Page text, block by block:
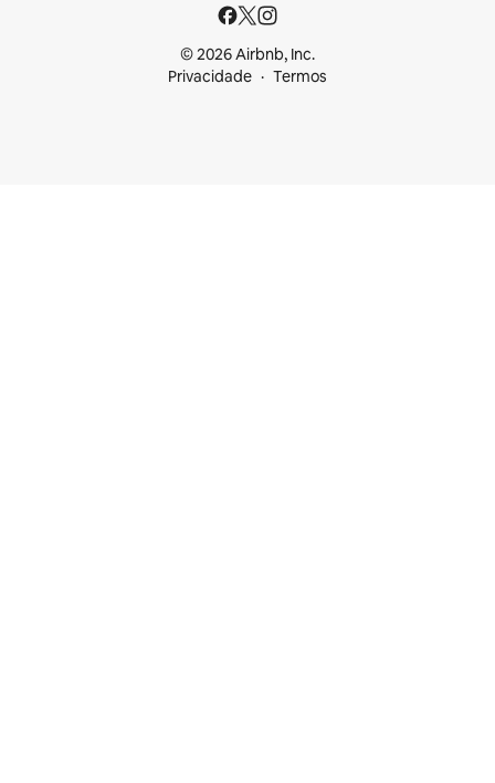
© 2026 Airbnb, Inc.
Privacidade
Termos